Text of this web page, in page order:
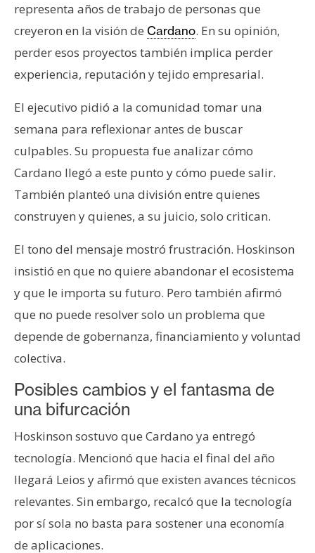
representa años de trabajo de personas que
creyeron en la visión de Cardano. En su opinión,
perder esos proyectos también implica perder
experiencia, reputación y tejido empresarial.
El ejecutivo pidió a la comunidad tomar una
semana para reflexionar antes de buscar
culpables. Su propuesta fue analizar cómo
Cardano llegó a este punto y cómo puede salir.
También planteó una división entre quienes
construyen y quienes, a su juicio, solo critican.
El tono del mensaje mostró frustración. Hoskinson
insistió en que no quiere abandonar el ecosistema
y que le importa su futuro. Pero también afirmó
que no puede resolver solo un problema que
depende de gobernanza, financiamiento y voluntad
colectiva.
Posibles cambios y el fantasma de
una bifurcación
Hoskinson sostuvo que Cardano ya entregó
tecnología. Mencionó que hacia el final del año
llegará Leios y afirmó que existen avances técnicos
relevantes. Sin embargo, recalcó que la tecnología
por sí sola no basta para sostener una economía
de aplicaciones.